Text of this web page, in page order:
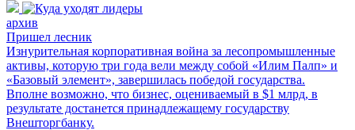
архив
Пришел лесник
Изнурительная корпоративная война за лесопромышленные
активы, которую три года вели между собой «Илим Палп» и
«Базовый элемент», завершилась победой государства.
Вполне возможно, что бизнес, оцениваемый в $1 млрд, в
результате достанется принадлежащему государству
Внешторгбанку.